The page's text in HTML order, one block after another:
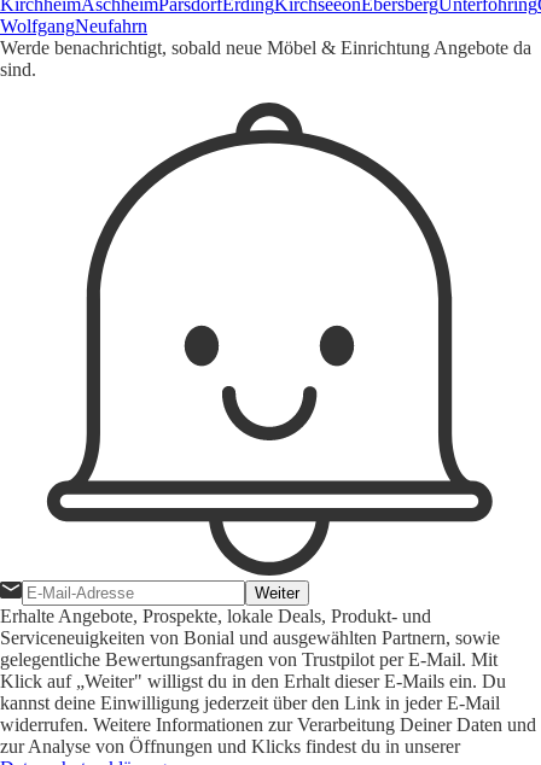
KirchheimAschheimParsdorfErdingKirchseeonEbersbergUnterföhring
WolfgangNeufahrn
Werde benachrichtigt, sobald neue Möbel & Einrichtung Angebote da
sind.
Weiter
Erhalte Angebote, Prospekte, lokale Deals, Produkt- und
Serviceneuigkeiten von Bonial und ausgewählten Partnern, sowie
gelegentliche Bewertungsanfragen von Trustpilot per E-Mail. Mit
Klick auf „Weiter" willigst du in den Erhalt dieser E-Mails ein. Du
kannst deine Einwilligung jederzeit über den Link in jeder E-Mail
widerrufen. Weitere Informationen zur Verarbeitung Deiner Daten und
zur Analyse von Öffnungen und Klicks findest du in unserer